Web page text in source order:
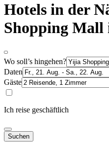
Hotels in der
Shopping Mall
Wo soll’s hingehen?
Daten
Gäste
Ich reise geschäftlich
Suchen